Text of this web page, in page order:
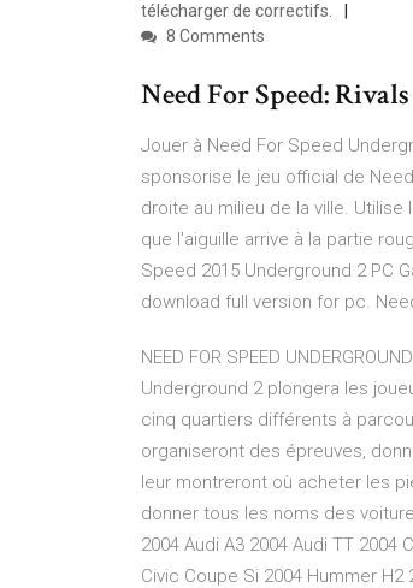
télécharger de correctifs.
8 Comments
Need For Speed:
Jouer à Need For Speed
sponsorise le jeu official de
droite au milieu de la ville.
que l'aiguille arrive à la partie
Speed 2015 Underground 2 PC
download full version for pc.
NEED FOR SPEED
Underground 2 plongera les
cinq quartiers différents à
organiseront des épreuves,
leur montreront où acheter les
donner tous les noms des
2004 Audi A3 2004 Audi TT 2004
Civic Coupe Si 2004 Hummer H2